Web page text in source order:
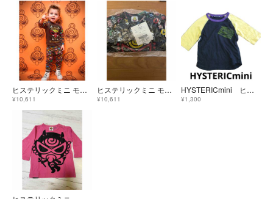
ヒステリックミニ モノグラム テディ ブラウン
¥10,611
ヒステリックミニ モノグラム テディ ブラック
¥10,611
HYSTERICmini ヒステリックミニ ヒスミニ カットソー
¥1,300